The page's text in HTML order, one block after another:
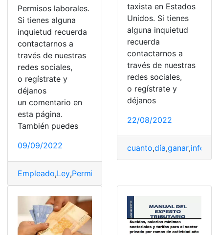
Permisos laborales.
Si tienes alguna
inquietud recuerda
contactarnos a
través de nuestras
redes sociales,
o regístrate y
déjanos
un comentario en
esta página.
También puedes
09/09/2022
Empleado,Ley,Permisos
taxista en Estados
Unidos. Si tienes
alguna inquietud
recuerda
contactarnos a
través de nuestras
redes sociales,
o regístrate y
déjanos
22/08/2022
cuanto,día,ganar,